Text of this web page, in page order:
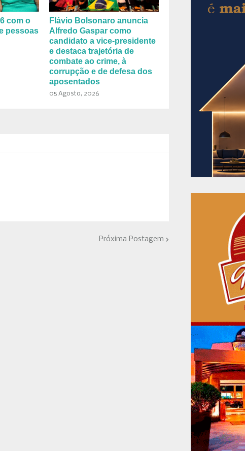
com o
pessoas
Flávio Bolsonaro anuncia
Alfredo Gaspar como
candidato a vice-presidente
e destaca trajetória de
combate ao crime, à
corrupção e de defesa dos
aposentados
05 Agosto, 2026
Próxima Postagem